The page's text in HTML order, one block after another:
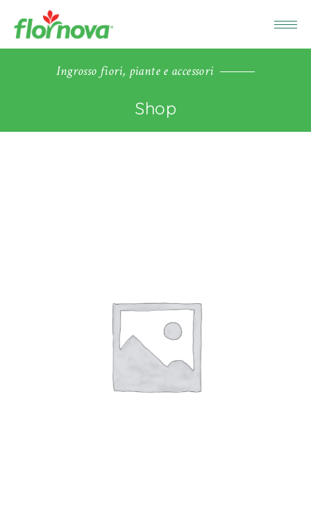
Ingrosso fiori, piante e accessori
Shop